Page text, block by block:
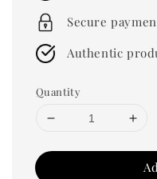
Secure
Authentic
Quantity